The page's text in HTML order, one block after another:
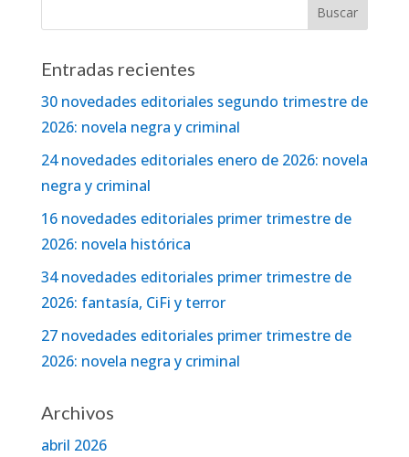
Entradas recientes
30 novedades editoriales segundo trimestre de
2026: novela negra y criminal
24 novedades editoriales enero de 2026: novela
negra y criminal
16 novedades editoriales primer trimestre de
2026: novela histórica
34 novedades editoriales primer trimestre de
2026: fantasía, CiFi y terror
27 novedades editoriales primer trimestre de
2026: novela negra y criminal
Archivos
abril 2026